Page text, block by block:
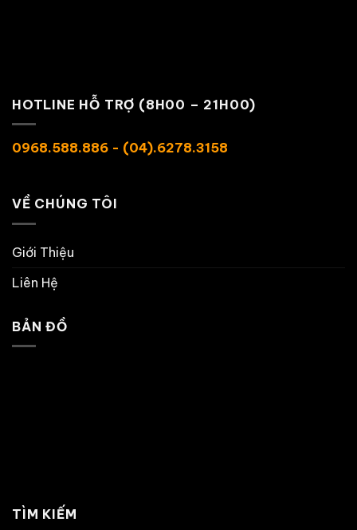
HOTLINE HỖ TRỢ (8H00 – 21H00)
0968.588.886 - (04).6278.3158
VỀ CHÚNG TÔI
Giới Thiệu
Liên Hệ
BẢN ĐỒ
TÌM KIẾM